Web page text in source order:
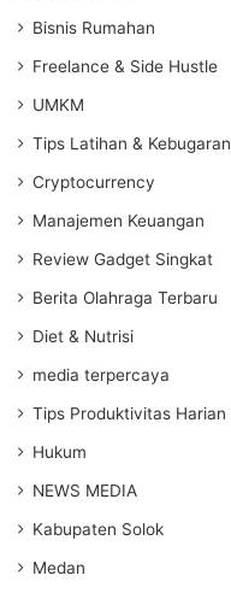
Bisnis Rumahan
Freelance & Side Hustle
UMKM
Tips Latihan & Kebugaran
Cryptocurrency
Manajemen Keuangan
Review Gadget Singkat
Berita Olahraga Terbaru
Diet & Nutrisi
media terpercaya
Tips Produktivitas Harian
Hukum
NEWS MEDIA
Kabupaten Solok
Medan